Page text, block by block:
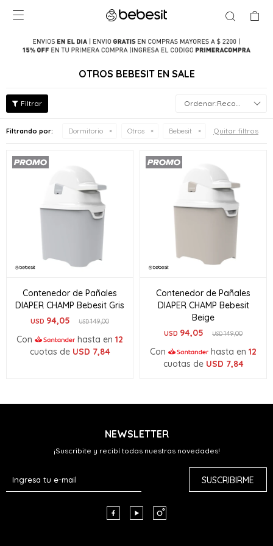

OTROS BEBESIT EN SALE
Recomendados
Filtrando por: Dormitorio Otros Bebesit Quitar filtros
Contenedor de Pañales
DIAPER CHAMP Bebesit Gris
USD 94,05 USD149,00
Con hasta en 12
cuotas de USD 7,84
Contenedor de Pañales
DIAPER CHAMP Bebesit
Beige
USD 94,05 USD149,00
Con hasta en 12
cuotas de USD 7,84
NEWSLETTER
¡Suscribite y recibí todas nuestras novedades!
SUSCRIBIRME
  